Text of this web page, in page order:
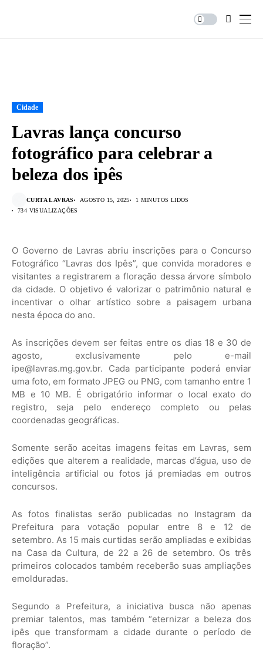
Cidade
Lavras lança concurso
fotográfico para celebrar a
beleza dos ipês
CURTA LAVRAS AGOSTO 15, 2025
1 MINUTOS LIDOS
734 VISUALIZAÇÕES
O Governo de Lavras abriu inscrições para o Concurso
Fotográfico “Lavras dos Ipês”, que convida moradores e
visitantes a registrarem a floração dessa árvore símbolo
da cidade. O objetivo é valorizar o patrimônio natural e
incentivar o olhar artístico sobre a paisagem urbana
nesta época do ano.
As inscrições devem ser feitas entre os dias 18 e 30 de
agosto, exclusivamente pelo e-mail
ipe@lavras.mg.gov.br. Cada participante poderá enviar
uma foto, em formato JPEG ou PNG, com tamanho entre 1
MB e 10 MB. É obrigatório informar o local exato do
registro, seja pelo endereço completo ou pelas
coordenadas geográficas.
Somente serão aceitas imagens feitas em Lavras, sem
edições que alterem a realidade, marcas d’água, uso de
inteligência artificial ou fotos já premiadas em outros
concursos.
As fotos finalistas serão publicadas no Instagram da
Prefeitura para votação popular entre 8 e 12 de
setembro. As 15 mais curtidas serão ampliadas e exibidas
na Casa da Cultura, de 22 a 26 de setembro. Os três
primeiros colocados também receberão suas ampliações
emolduradas.
Segundo a Prefeitura, a iniciativa busca não apenas
premiar talentos, mas também “eternizar a beleza dos
ipês que transformam a cidade durante o período de
floração”.